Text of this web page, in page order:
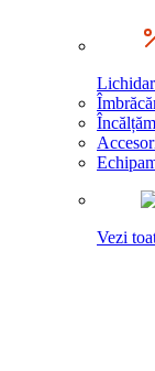
Vezi